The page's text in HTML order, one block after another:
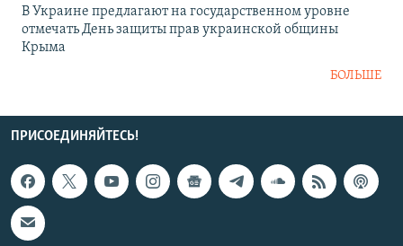
В Украине предлагают на государственном уровне
отмечать День защиты прав украинской общины
Крыма
БОЛЬШЕ
ПРИСОЕДИНЯЙТЕСЬ!